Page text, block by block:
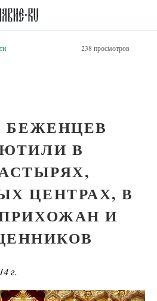
238 просмотров
БЕЖЕНЦЕВ
В
ЦЕНТРАХ, В
И
г.